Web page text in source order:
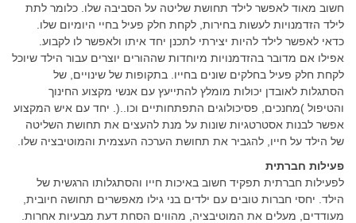
חשוב מאוד לאפשר לילד תחושת שליטה על הסביבה שלו. כלומר לתת
לילד הזדמנויות לעשות בחירות, לקחת חלק פעיל בחיי היומיום שלו.
כדאי לאפשר לילד להיות יצירתי לתכנן יחד איתו ולאפשר לו לקבוע.
אפילו אם מדובר בהזדמנויות מיוחדות שההורים יוצרים עבור הילד שיוכל
לקחת חלק פעיל בחלקים שונים בחייו. בתקופות של שינויים, של
הסתגלות לאובדן יכולות מומלץ להתייעץ עם אנשי מקצוע החינוך
והטיפול )מחנכים, פסיכולוגים התפתחותיים וכו..(. יחד עם איש המקצוע
אפשר לבנות אסטרטגיות שונות על מנת להעצים את תחושת השליטה
של הילד על חייו, להגביר את תחושת הערכה העצמית והמוטיבציה שלו.
פעילות חברתית
לפעילות חברתית תפקיד חשוב באיכות חייו והסתגלותו הרגשית של
הילד. יחסי חברות טובים עם ילדים בני גילו מאפשרים תחושה חיובית,
מעודדים, מעלים את המוטיבציה, מהווים הסחת דעת מבעיות אחרות.